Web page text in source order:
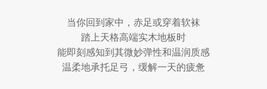
当你回到家中，赤足或穿着软袜
踏上天格高端实木地板时
能即刻感知到其微妙弹性和温润质感
温柔地承托足弓，缓解一天的疲惫